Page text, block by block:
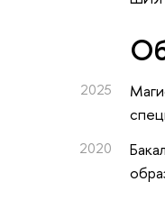
2025
2020